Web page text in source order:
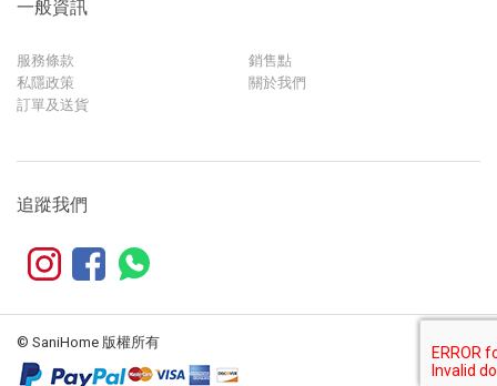
一般資訊
服務條款
私隱政策
訂單及送貨
銷售點
關於我們
追蹤我們
© SaniHome 版權所有